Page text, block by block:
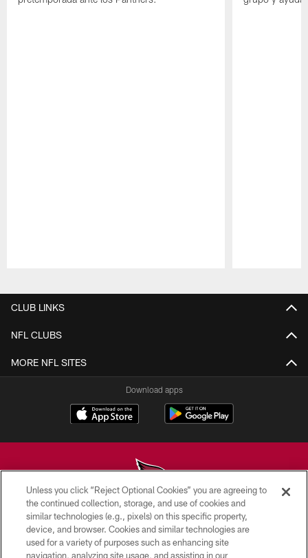
CLUB LINKS
NFL CLUBS
MORE NFL SITES
Download apps
© 2026 ARIZONA CARDINALS. ALL RIGHTS RESERVED.
CONTACT US
Unless you click “Reject Optional Cookies” you are agreeing to
the continued collection, storage, and use of cookies and
similar technologies (e.g., pixels) on this specific property,
device, and browser. Cookies and similar technologies are
used for a variety of purposes such as enhancing site
navigation, analyzing site usage, and assisting in our